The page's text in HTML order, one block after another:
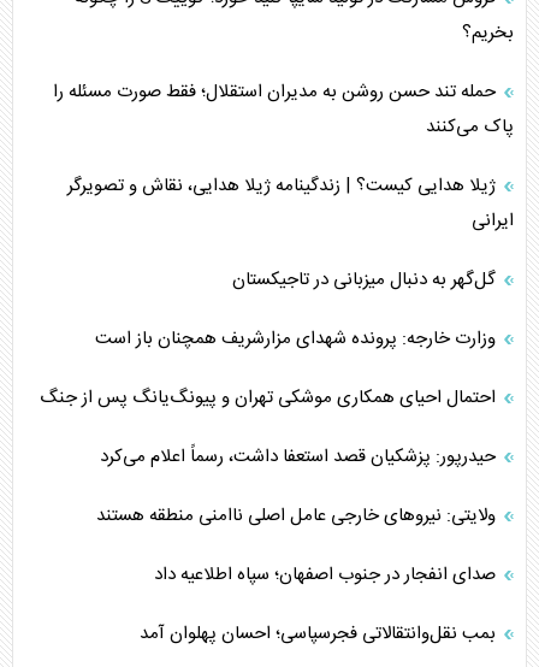
بخریم؟
حمله تند حسن روشن به مدیران استقلال؛ فقط صورت مسئله را
پاک می‌کنند
ژیلا هدایی کیست؟ | زندگینامه ژیلا هدایی، نقاش و تصویرگر
ایرانی
گل‌گهر به دنبال میزبانی در تاجیکستان
وزارت خارجه: پرونده شهدای مزارشریف همچنان باز است
احتمال احیای همکاری موشکی تهران و پیونگ‌یانگ پس از جنگ
حیدرپور: پزشکیان قصد استعفا داشت، رسماً اعلام می‌کرد
ولایتی: نیروهای خارجی عامل اصلی ناامنی منطقه هستند
صدای انفجار در جنوب اصفهان؛ سپاه اطلاعیه داد
بمب نقل‌وانتقالاتی فجرسپاسی؛ احسان پهلوان آمد